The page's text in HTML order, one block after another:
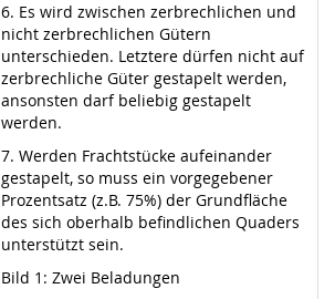
6. Es wird zwischen zerbrechlichen und
nicht zerbrechlichen Gütern
unterschieden. Letztere dürfen nicht auf
zerbrechliche Güter gestapelt werden,
ansonsten darf beliebig gestapelt
werden.
7. Werden Frachtstücke aufeinander
gestapelt, so muss ein vorgegebener
Prozentsatz (z.B. 75%) der Grundfläche
des sich oberhalb befindlichen Quaders
unterstützt sein.
Bild 1: Zwei Beladungen